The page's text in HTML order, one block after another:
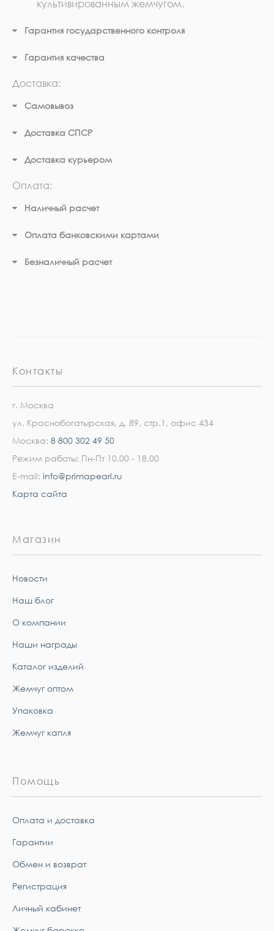
культивированным жемчугом.
Гарантия государственного контроля
Гарантия качества
Доставка:
Самовывоз
Доставка СПСР
Доставка курьером
Оплата:
Наличный расчет
Оплата банковскими картами
Безналичный расчет
Контакты
г. Москва
ул. Краснобогатырская, д. 89, стр.1, офис 434
Москва: 8 800 302 49 50
Режим работы: Пн-Пт 10.00 - 18.00
E-mail: info@primapearl.ru
Карта сайта
Магазин
Новости
Наш блог
О компании
Наши награды
Каталог изделий
Жемчуг оптом
Упаковка
Жемчуг капля
Помощь
Оплата и доставка
Гарантии
Обмен и возврат
Регистрация
Личный кабинет